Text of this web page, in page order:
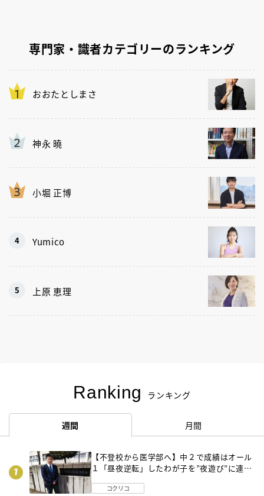
専門家・識者カテゴリーのランキング
おおたとしまさ
神永 曉
小堀 正博
Yumico
上原 恵理
Ranking ランキング
週間 月間
【不登校から医学部へ】中２で成績はオール
１「昼夜逆転」したわが子を”夜遊び”に連れ
コクリコ